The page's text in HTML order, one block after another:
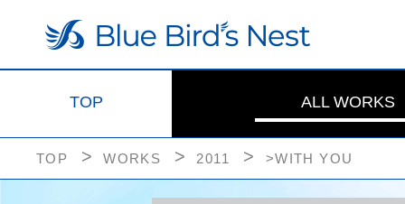
TOP ALL WORKS
TOP WORKS 2011 >WITH YOU